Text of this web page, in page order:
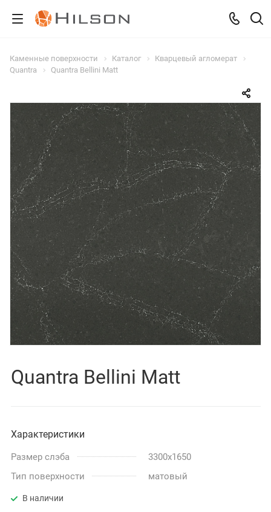
Каменные поверхности Каталог
Кварцевый агломерат
Quantra
Quantra Bellini Matt
Quantra Bellini Matt
Характеристики
Размер слэба
3300x1650
Тип поверхности
матовый
В наличии